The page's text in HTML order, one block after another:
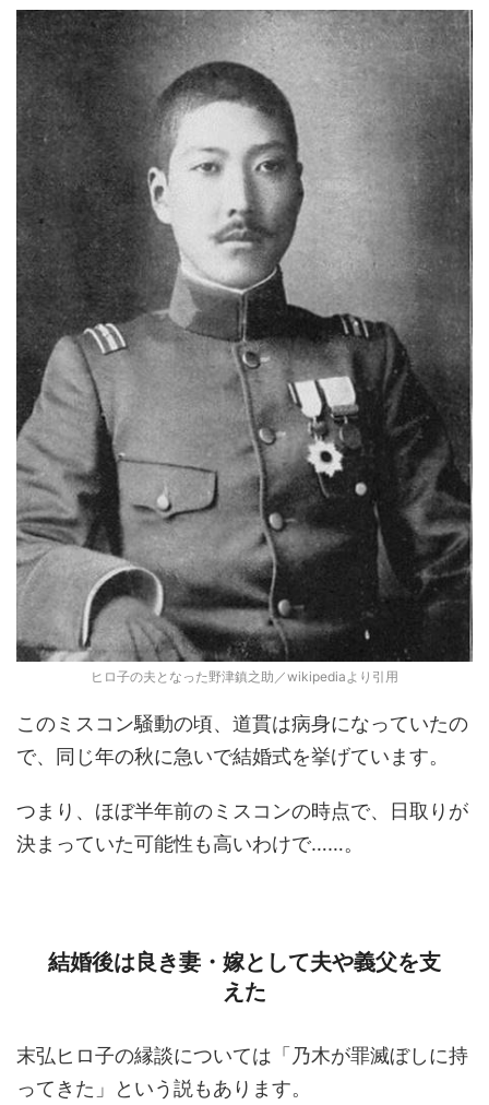
ヒロ子の夫となった野津鎮之助／wikipediaより引用
このミスコン騒動の頃、道貫は病身になっていたの
で、同じ年の秋に急いで結婚式を挙げています。
つまり、ほぼ半年前のミスコンの時点で、日取りが
決まっていた可能性も高いわけで……。
結婚後は良き妻・嫁として夫や義父を支
えた
末弘ヒロ子の縁談については「乃木が罪滅ぼしに持
ってきた」という説もあります。